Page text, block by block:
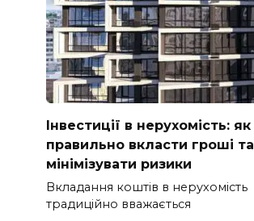
Інвестиції в нерухомість: як
правильно вкласти гроші та
мінімізувати ризики
Вкладання коштів в нерухомість
традиційно вважається